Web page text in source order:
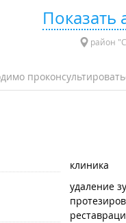
Показать
район
клиника
удаление